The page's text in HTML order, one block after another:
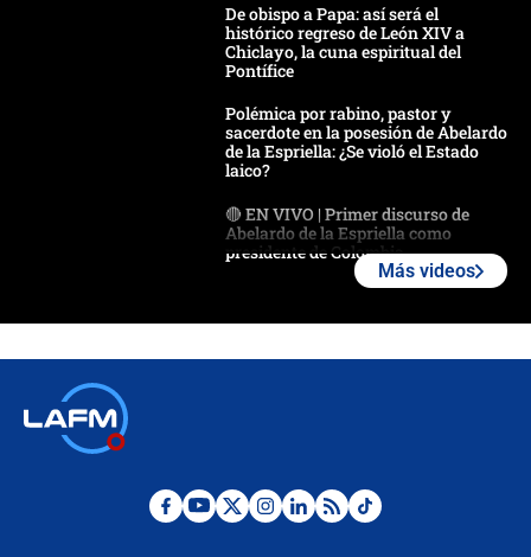
De obispo a Papa: así será el
histórico regreso de León XIV a
Chiclayo, la cuna espiritual del
Pontífice
Polémica por rabino, pastor y
sacerdote en la posesión de Abelardo
de la Espriella: ¿Se violó el Estado
laico?
🔴 EN VIVO | Primer discurso de
Abelardo de la Espriella como
presidente de Colombia
Desde dermatitis hasta infecciones:
Más videos